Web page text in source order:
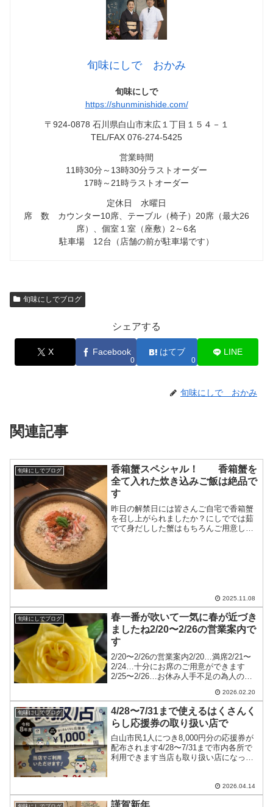
旬味にしで おかみ
旬味にしで
https://shunminishide.com/
〒924-0878 石川県白山市末広１丁目１５４－１
TEL/FAX 076-274-5425
営業時間
11時30分～13時30分ラストオーダー
17時～21時ラストオーダー
定休日 水曜日
席 数 カウンター10席、テーブル（椅子）20席（最大26
席）、個室１室（座敷）2～6名
駐車場 12台（店舗の前が駐車場です）
旬味にしでブログ
シェアする
X Facebook
0
はてブ
0
LINE
旬味にしで おかみ
関連記事
旬味にしでブログ
香箱蟹スペシャル！ 香箱蟹を
全て入れた炊き込みご飯は絶品で
す
昨日の解禁日には皆さんご自宅で香箱蟹
を召し上がられましたか？にしででは茹
でて身だしした蟹はもちろんご用意して
2025.11.08
旬味にしでブログ
春一番が吹いて一気に春が近づき
ましたね2/20〜2/26の営業案内で
す
2/20〜2/26の営業案内2/20…満席2/21〜
2/24…十分にお席のご用意ができます
2/25〜2/26…お休み人手不足の為人の確
まいしたり休んだりする事がありますご
了承下さい
2026.02.20
旬味にしでブログ
4/28〜7/31まで使えるはくさんく
らし応援券の取り扱い店で
白山市民1人につき8,000円分の応援券が
配布されます4/28〜7/31まで市内各所で
利用できます当店も取り扱い店になって
2026.04.14
謹賀新年